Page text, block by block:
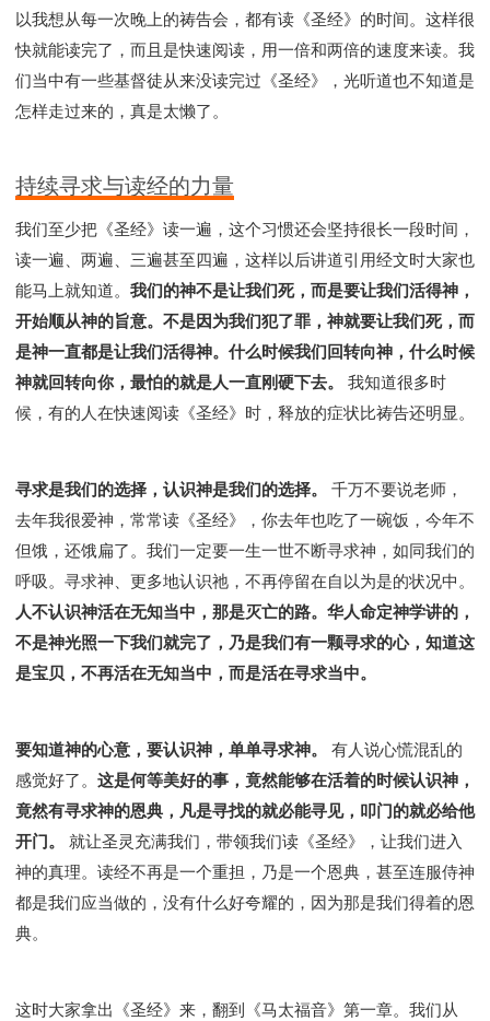
以我想从每一次晚上的祷告会，都有读《圣经》的时间。这样很
快就能读完了，而且是快速阅读，用一倍和两倍的速度来读。我
们当中有一些基督徒从来没读完过《圣经》，光听道也不知道是
怎样走过来的，真是太懒了。
持续寻求与读经的力量
我们至少把《圣经》读一遍，这个习惯还会坚持很长一段时间，
读一遍、两遍、三遍甚至四遍，这样以后讲道引用经文时大家也
能马上就知道。 我们的神不是让我们死，而是要让我们活得神，
开始顺从神的旨意。不是因为我们犯了罪，神就要让我们死，而
是神一直都是让我们活得神。什么时候我们回转向神，什么时候
神就回转向你，最怕的就是人一直刚硬下去。
我知道很多时
候，有的人在快速阅读《圣经》时，释放的症状比祷告还明显。
寻求是我们的选择，认识神是我们的选择。
千万不要说老师，
去年我很爱神，常常读《圣经》，你去年也吃了一碗饭，今年不
但饿，还饿扁了。我们一定要一生一世不断寻求神，如同我们的
呼吸。寻求神、更多地认识祂，不再停留在自以为是的状况中。
人不认识神活在无知当中，那是灭亡的路。华人命定神学讲的，
不是神光照一下我们就完了，乃是我们有一颗寻求的心，知道这
是宝贝，不再活在无知当中，而是活在寻求当中。
要知道神的心意，要认识神，单单寻求神。
有人说心慌混乱的
感觉好了。 这是何等美好的事，竟然能够在活着的时候认识神，
竟然有寻求神的恩典，凡是寻找的就必能寻见，叩门的就必给他
开门。
就让圣灵充满我们，带领我们读《圣经》，让我们进入
神的真理。读经不再是一个重担，乃是一个恩典，甚至连服侍神
都是我们应当做的，没有什么好夸耀的，因为那是我们得着的恩
典。
这时大家拿出《圣经》来，翻到《马太福音》第一章。我们从